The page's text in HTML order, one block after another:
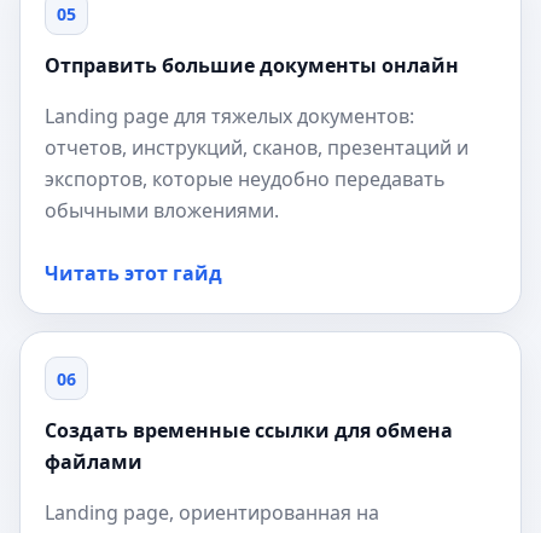
05
Отправить большие документы онлайн
Landing page для тяжелых документов:
отчетов, инструкций, сканов, презентаций и
экспортов, которые неудобно передавать
обычными вложениями.
Читать этот гайд
06
Создать временные ссылки для обмена
файлами
Landing page, ориентированная на